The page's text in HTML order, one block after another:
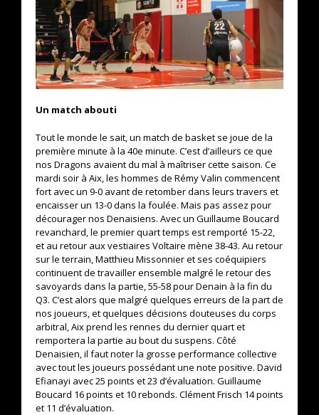
Un match abouti
Tout le monde le sait, un match de basket se joue de la
première minute à la 40e minute. C’est d’ailleurs ce que
nos Dragons avaient du mal à maîtriser cette saison. Ce
mardi soir à Aix, les hommes de Rémy Valin commencent
fort avec un 9-0 avant de retomber dans leurs travers et
encaisser un 13-0 dans la foulée. Mais pas assez pour
décourager nos Denaisiens. Avec un Guillaume Boucard
revanchard, le premier quart temps est remporté 15-22,
et au retour aux vestiaires Voltaire mène 38-43. Au retour
sur le terrain, Matthieu Missonnier et ses coéquipiers
continuent de travailler ensemble malgré le retour des
savoyards dans la partie, 55-58 pour Denain à la fin du
Q3. C’est alors que malgré quelques erreurs de la part de
nos joueurs, et quelques décisions douteuses du corps
arbitral, Aix prend les rennes du dernier quart et
remportera la partie au bout du suspens. Côté
Denaisien, il faut noter la grosse performance collective
avec tout les joueurs possédant une note positive. David
Efianayi avec 25 points et 23 d’évaluation. Guillaume
Boucard 16 points et 10 rebonds. Clément Frisch 14 points
et 11 d’évaluation.